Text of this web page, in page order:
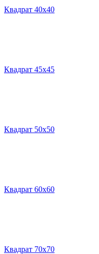
Квадрат 40х40
Квадрат 45х45
Квадрат 50х50
Квадрат 60х60
Квадрат 70х70